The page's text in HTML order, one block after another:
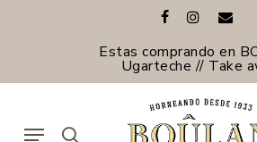
facebookinstagram
email
Estas comprando en
Ugarteche // Take
Menu